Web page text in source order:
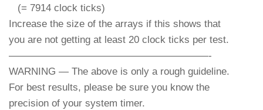
(= 7914 clock ticks)
Increase the size of the arrays if this shows that
you are not getting at least 20 clock ticks per test.
————————————————————-
WARNING — The above is only a rough guideline.
For best results, please be sure you know the
precision of your system timer.